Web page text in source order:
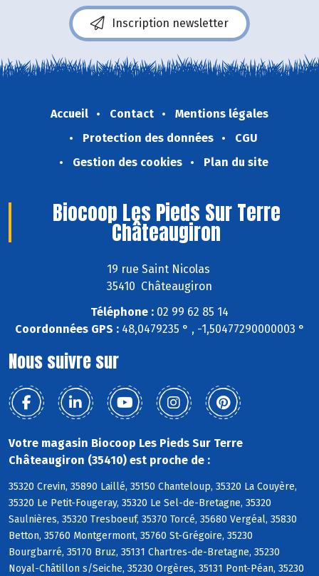
Inscription newsletter
Accueil Contact
Mentions légales
Protection des données
CGU
Gestion des cookies
Plan du site
Biocoop Les Pieds Sur Terre
Châteaugiron
19 rue Saint Nicolas
35410 Châteaugiron
Téléphone : 02 99 62 85 14
Coordonnées GPS :48,0479235 ° , -1,50477290000003 °
Nous suivre sur
Votre magasin Biocoop Les Pieds Sur Terre
Châteaugiron (35410) est proche de :
35320 Crevin, 35890 Laillé, 35150 Chanteloup, 35320 La Couyère,
35320 Le Petit-Fougeray, 35320 Le Sel-de-Bretagne, 35320
Saulnières, 35320 Tresboeuf, 35370 Torcé, 35680 Vergéal, 35830
Betton, 35760 Montgermont, 35760 St-Grégoire, 35230
Bourgbarré, 35170 Bruz, 35131 Chartres-de-Bretagne, 35230
Noyal-Châtillon s/Seiche, 35230 Orgères, 35131 Pont-Péan, 35230